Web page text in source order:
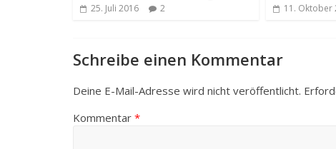
25. Juli 2016 2 11. Oktober
Schreibe einen Kommentar
Deine E-Mail-Adresse wird nicht veröffentlicht.
Kommentar *